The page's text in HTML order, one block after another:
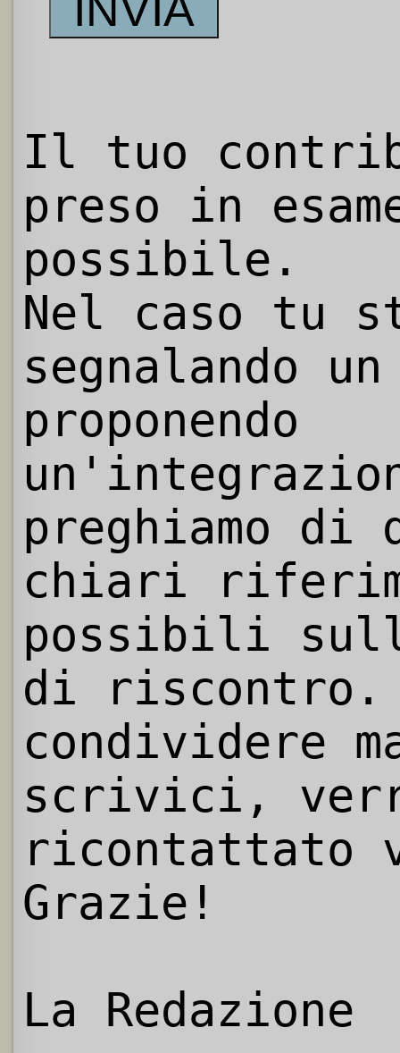
Il tuo
preso in
possibile.
Nel caso tu
segnalando
proponendo
preghiamo
chiari
possibili
di riscontro.
condividere
scrivici,
ricontattato
Grazie!
La Redazione